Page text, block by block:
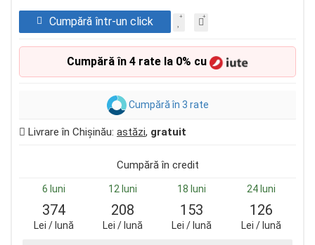
Cumpără într-un click
Cumpără în 4 rate la 0% cu
Cumpără în 3 rate
Livrare în Chișinău: astăzi, gratuit
Cumpără în credit
6 luni 12 luni 18 luni 24 luni
374
Lei / lună
208
Lei / lună
153
Lei / lună
126
Lei / lună